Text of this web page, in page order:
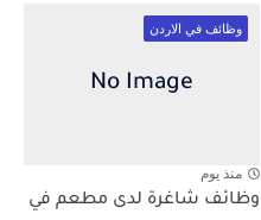
وظائف في الاردن
منذ يوم
وظائف شاغرة لدى مطعم في